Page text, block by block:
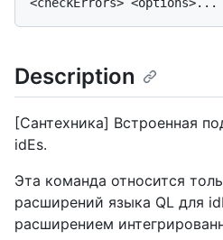
Description
[Сантехника] Встроенная
idEs.
Эта команда относится
расширений языка QL для
расширением